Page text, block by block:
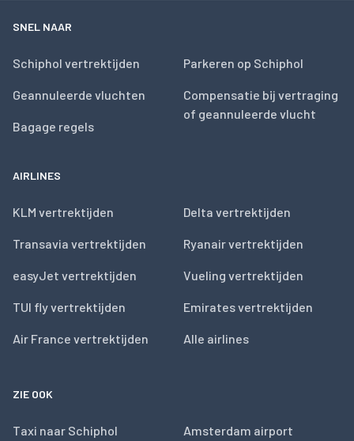
SNEL NAAR
Schiphol vertrektijden
Geannuleerde vluchten
Bagage regels
Parkeren op Schiphol
Compensatie bij vertraging
of geannuleerde vlucht
AIRLINES
KLM vertrektijden
Transavia vertrektijden
easyJet vertrektijden
TUI fly vertrektijden
Air France vertrektijden
Delta vertrektijden
Ryanair vertrektijden
Vueling vertrektijden
Emirates vertrektijden
Alle airlines
ZIE OOK
Taxi naar Schiphol Amsterdam airport